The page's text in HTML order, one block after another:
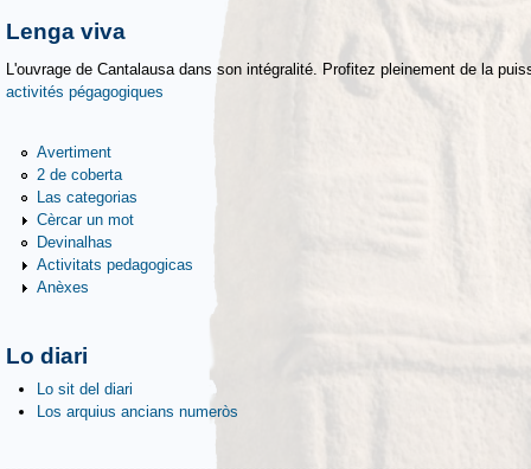
Lenga viva
L'ouvrage de Cantalausa dans son intégralité. Profitez pleinement de la
activités pégagogiques
Avertiment
2 de coberta
Las categorias
Cèrcar un mot
Devinalhas
Activitats pedagogicas
Anèxes
Lo diari
Lo sit del diari
Los arquius ancians numeròs